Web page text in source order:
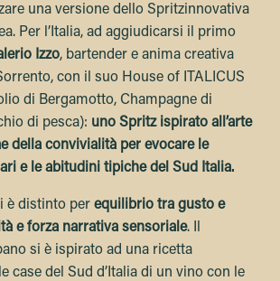
una versione dello Spritzinnovativa
Per l’Italia, ad aggiudicarsi il primo
Izzo, bartender e anima creativa
con il suo House of ITALICUS
di Bergamotto, Champagne di
di pesca): uno Spritz ispirato all’arte
della convivialità per evocare le
e le abitudini tipiche del Sud Italia.
è distinto per equilibrio tra gusto e
e forza narrativa sensoriale. Il
si è ispirato ad una ricetta
case del Sud d’Italia di un vino con le